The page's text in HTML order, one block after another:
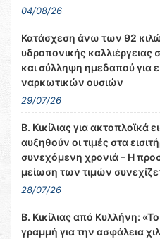
04/08/26
Κατάσχεση άνω των 92
υδροπονικής καλλιέργειας
και σύλληψη ημεδαπού για
ναρκωτικών ουσιών
29/07/26
Β. Κικίλιας για ακτοπλοϊκά
αυξηθούν οι τιμές στα
συνεχόμενη χρονιά – Η
μείωση των τιμών
28/07/26
Β. Κικίλιας από Κυλλήνη:
γραμμή για την ασφάλεια